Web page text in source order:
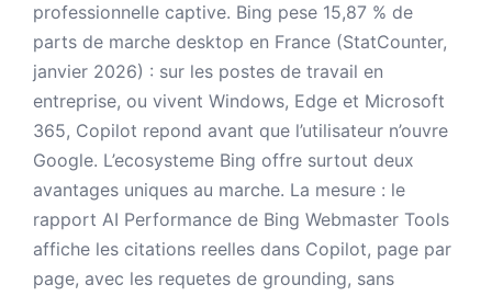
professionnelle captive. Bing pese 15,87 % de
parts de marche desktop en France (StatCounter,
janvier 2026) : sur les postes de travail en
entreprise, ou vivent Windows, Edge et Microsoft
365, Copilot repond avant que l’utilisateur n’ouvre
Google. L’ecosysteme Bing offre surtout deux
avantages uniques au marche. La mesure : le
rapport AI Performance de Bing Webmaster Tools
affiche les citations reelles dans Copilot, page par
page, avec les requetes de grounding, sans